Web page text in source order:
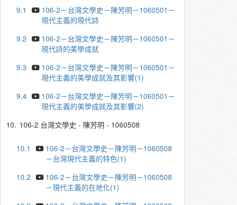
9.1
106-2－台灣文學史－陳芳明－1060501－
現代主義的現代詩
9.2
106-2－台灣文學史－陳芳明－1060501－
現代詩的美學成就
9.3
106-2－台灣文學史－陳芳明－1060501－
現代主義的美學成就及其影響(1)
9.4
106-2－台灣文學史－陳芳明－1060501－
現代主義的美學成就及其影響(2)
10. 106-2 台灣文學史 - 陳芳明 - 1060508
10.1
106-2－台灣文學史－陳芳明－1060508
－台灣現代主義的特色(1)
10.2
106-2－台灣文學史－陳芳明－1060508
－現代主義的在地化(1)